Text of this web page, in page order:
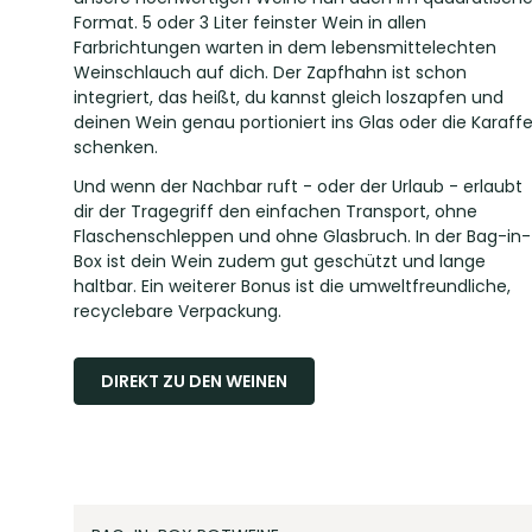
Format. 5 oder 3 Liter feinster Wein in allen
Farbrichtungen warten in dem lebensmittelechten
Weinschlauch auf dich. Der Zapfhahn ist schon
integriert, das heißt, du kannst gleich loszapfen und
deinen Wein genau portioniert ins Glas oder die Karaffe
schenken.
Und wenn der Nachbar ruft - oder der Urlaub - erlaubt
dir der Tragegriff den einfachen Transport, ohne
Flaschenschleppen und ohne Glasbruch. In der Bag-in-
Box ist dein Wein zudem gut geschützt und lange
haltbar. Ein weiterer Bonus ist die umweltfreundliche,
recyclebare Verpackung.
DIREKT ZU DEN WEINEN